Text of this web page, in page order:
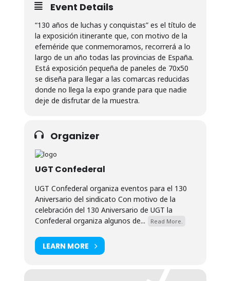
Event Details
“130 años de luchas y conquistas” es el título de
la exposición itinerante que, con motivo de la
efeméride que conmemoramos, recorrerá a lo
largo de un año todas las provincias de España.
Está exposición pequeña de paneles de 70x50
se diseña para llegar a las comarcas reducidas
donde no llega la expo grande para que nadie
deje de disfrutar de la muestra.
Organizer
UGT Confederal
UGT Confederal organiza eventos para el 130
Aniversario del sindicato Con motivo de la
celebración del 130 Aniversario de UGT la
Confederal organiza algunos de...
Read More.
LEARN MORE